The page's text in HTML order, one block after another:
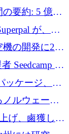
達
要約: 5 億
テクノロジ
が、
ー プラット
調達
の開発に250
Seedcamp が
投資
ッケージ、5
長基金EDM
ォトニクス
ルウェーの
げ、鹵獲した
ットフォー